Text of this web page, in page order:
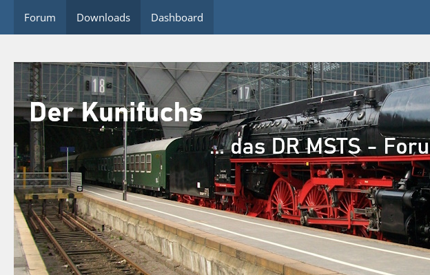
Forum Downloads Dashboard